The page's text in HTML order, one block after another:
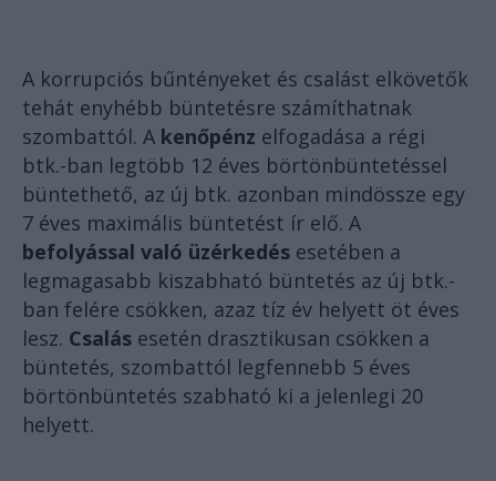
A korrupciós bűntényeket és csalást elkövetők
tehát enyhébb büntetésre számíthatnak
szombattól. A kenőpénz elfogadása a régi
btk.-ban legtöbb 12 éves börtönbüntetéssel
büntethető, az új btk. azonban mindössze egy
7 éves maximális büntetést ír elő. A
befolyással való üzérkedés esetében a
legmagasabb kiszabható büntetés az új btk.-
ban felére csökken, azaz tíz év helyett öt éves
lesz. Csalás esetén drasztikusan csökken a
büntetés, szombattól legfennebb 5 éves
börtönbüntetés szabható ki a jelenlegi 20
helyett.